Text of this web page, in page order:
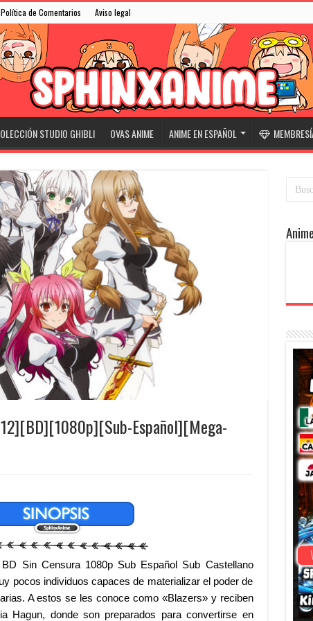
Política de Comentarios Aviso legal
STUDIO GHIBLI OVAS ANIME ANIME EN ESPAÑOL
Español][Mega-
Sin Censura 1080p Sub Español Sub Castellano
pocos individuos capaces de materializar el poder de
A estos se les conoce como «Blazers» y reciben
Hagun, donde son preparados para convertirse en